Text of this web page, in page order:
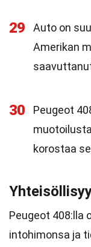
29
Auto on
Amerikan
30
Peugeot
korostaa
Peugeot 408:lla
intohimonsa ja